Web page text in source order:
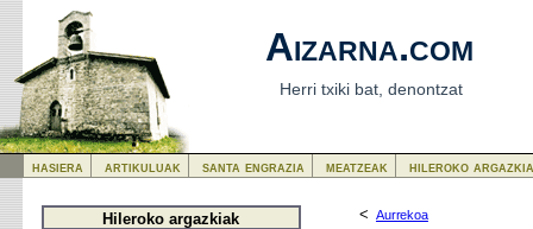
Aizarna.com
Herri txiki bat, denontzat
< Aurrekoa
Hileroko argazkiak
hasiera artikuluak santa engrazia meatzeak hileroko